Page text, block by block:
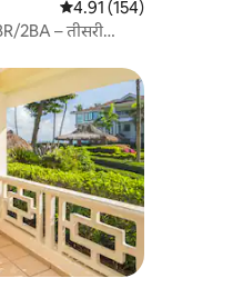
औसत रेटिंग 5 में से 4.91,
4.91 (154)
2BA – तीसरी